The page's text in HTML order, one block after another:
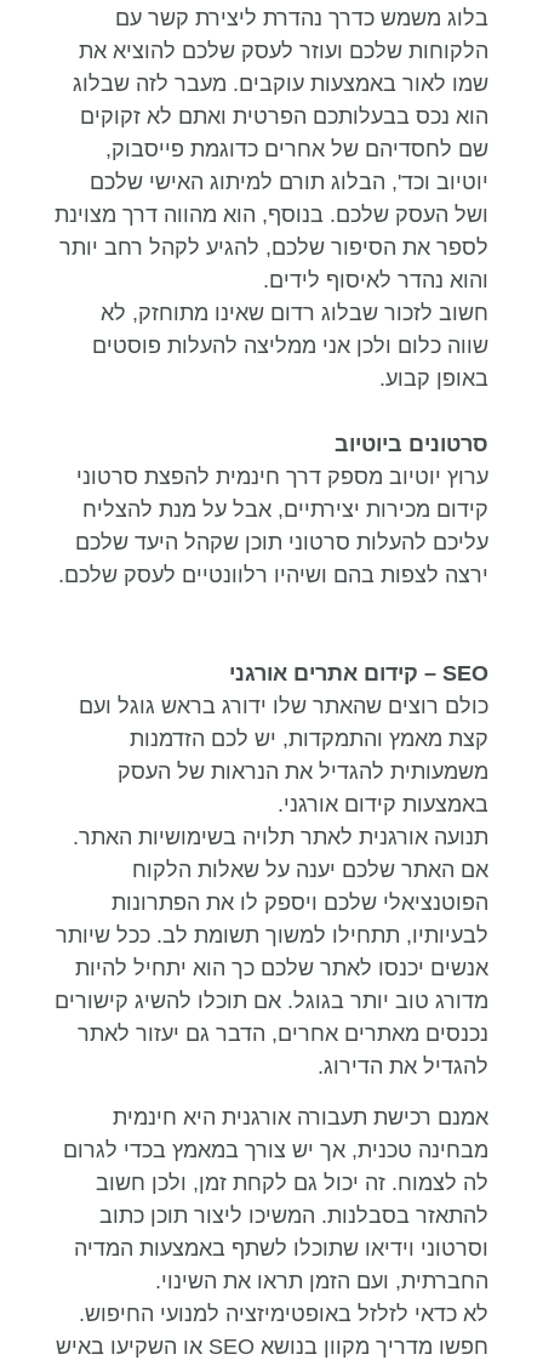
בלוג משמש כדרך נהדרת ליצירת קשר עם
הלקוחות שלכם ועוזר לעסק שלכם להוציא את
שמו לאור באמצעות עוקבים. מעבר לזה שבלוג
הוא נכס בבעלותכם הפרטית ואתם לא זקוקים
שם לחסדיהם של אחרים כדוגמת פייסבוק,
יוטיוב וכד', הבלוג תורם למיתוג האישי שלכם
ושל העסק שלכם. בנוסף, הוא מהווה דרך מצוינת
לספר את הסיפור שלכם, להגיע לקהל רחב יותר
והוא נהדר לאיסוף לידים.
חשוב לזכור שבלוג רדום שאינו מתוחזק, לא
שווה כלום ולכן אני ממליצה להעלות פוסטים
באופן קבוע.
סרטונים ביוטיוב
ערוץ יוטיוב מספק דרך חינמית להפצת סרטוני
קידום מכירות יצירתיים, אבל על מנת להצליח
עליכם להעלות סרטוני תוכן שקהל היעד שלכם
ירצה לצפות בהם ושיהיו רלוונטיים לעסק שלכם.
SEO –
קידום אתרים אורגני
כולם רוצים שהאתר שלו ידורג בראש גוגל ועם
קצת מאמץ והתמקדות, יש לכם הזדמנות
משמעותית להגדיל את הנראות של העסק
באמצעות קידום אורגני.
תנועה אורגנית לאתר תלויה בשימושיות האתר.
אם האתר שלכם יענה על שאלות הלקוח
הפוטנציאלי שלכם ויספק לו את הפתרונות
לבעיותיו, תתחילו למשוך תשומת לב. ככל שיותר
אנשים יכנסו לאתר שלכם כך הוא יתחיל להיות
מדורג טוב יותר בגוגל. אם תוכלו להשיג קישורים
נכנסים מאתרים אחרים, הדבר גם יעזור לאתר
להגדיל את הדירוג.
אמנם רכישת תעבורה אורגנית היא חינמית
מבחינה טכנית, אך יש צורך במאמץ בכדי לגרום
לה לצמוח. זה יכול גם לקחת זמן, ולכן חשוב
להתאזר בסבלנות. המשיכו ליצור תוכן כתוב
וסרטוני וידיאו שתוכלו לשתף באמצעות המדיה
החברתית, ועם הזמן תראו את השינוי.
לא כדאי לזלזל באופטימיזציה למנועי החיפוש.
חפשו מדריך מקוון בנושא SEO או השקיעו באיש